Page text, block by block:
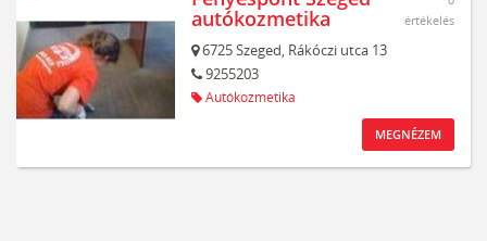
autókozmetika
6725Szeged, Rákóczi utca 13
9255203
Autókozmetika
értékelés
MEGNÉZEM